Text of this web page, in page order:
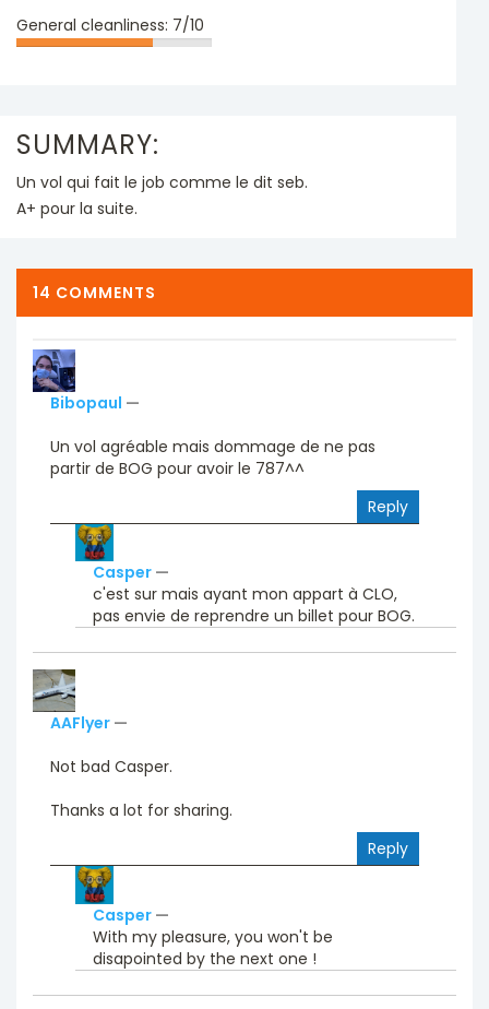
General cleanliness: 7/10
SUMMARY:
Un vol qui fait le job comme le dit seb.
A+ pour la suite.
14 COMMENTS
Bibopaul —
Un vol agréable mais dommage de ne pas
partir de BOG pour avoir le 787^^
Reply
Casper—
c'est sur mais ayant mon appart à CLO,
pas envie de reprendre un billet pour BOG.
AAFlyer —
Not bad Casper.
Thanks a lot for sharing.
Reply
Casper—
With my pleasure, you won't be
disapointed by the next one !